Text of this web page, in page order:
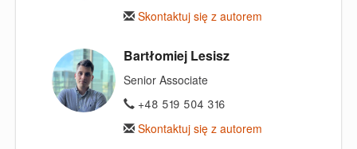
Skontaktuj się z autorem
Bartłomiej Lesisz
Senior Associate
+48 519 504 316
Skontaktuj się z autorem